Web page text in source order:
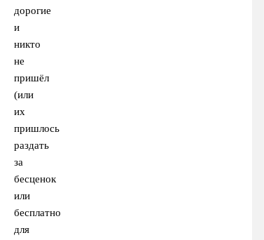
дорогие
и
никто
не
пришёл
(или
их
пришлось
раздать
за
бесценок
или
бесплатно
для